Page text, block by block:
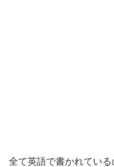
全て英語で書かれている